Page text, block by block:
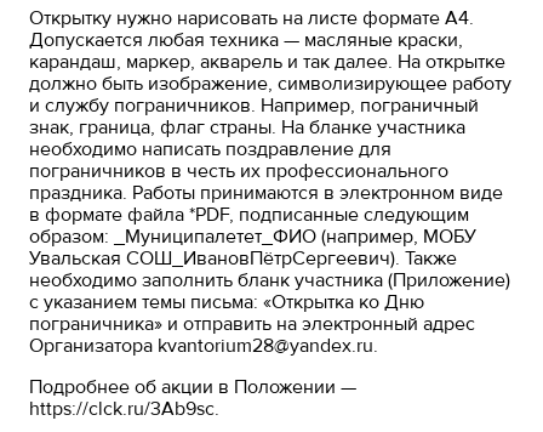
Открытку нужно нарисовать на листе формате А4.
Допускается любая техника — масляные краски,
карандаш, маркер, акварель и так далее. На открытке
должно быть изображение, символизирующее работу
и службу пограничников. Например, пограничный
знак, граница, флаг страны. На бланке участника
необходимо написать поздравление для
пограничников в честь их профессионального
праздника. Работы принимаются в электронном виде
в формате файла *PDF, подписанные следующим
образом: _Муниципалетет_ФИО (например, МОБУ
Увальская СОШ_ИвановПётрСергеевич). Также
необходимо заполнить бланк участника (Приложение)
с указанием темы письма: «Открытка ко Дню
пограничника» и отправить на электронный адрес
Организатора kvantorium28@yandex.ru.
Подробнее об акции в Положении —
https://clck.ru/3Ab9sc.